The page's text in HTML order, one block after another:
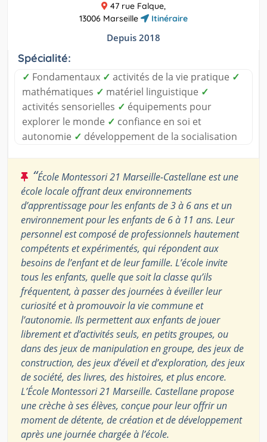
47 rue Falque,
13006 Marseille
Itinéraire
Depuis 2018
Spécialité:
✓ Fondamentaux ✓ activités de la vie pratique ✓
mathématiques ✓ matériel linguistique ✓
activités sensorielles ✓ équipements pour
explorer le monde ✓ confiance en soi et
autonomie ✓ développement de la socialisation
“École Montessori 21 Marseille-Castellane est une
école locale offrant deux environnements
d’apprentissage pour les enfants de 3 à 6 ans et un
environnement pour les enfants de 6 à 11 ans. Leur
personnel est composé de professionnels hautement
compétents et expérimentés, qui répondent aux
besoins de l’enfant et de leur famille. L’école invite
tous les enfants, quelle que soit la classe qu’ils
fréquentent, à passer des journées à éveiller leur
curiosité et à promouvoir la vie commune et
l’autonomie. Ils permettent aux enfants de jouer
librement et d’activités seuls, en petits groupes, ou
dans des jeux de manipulation en groupe, des jeux de
construction, des jeux d’éveil et d’exploration, des jeux
de société, des livres, des histoires, et plus encore.
L’École Montessori 21 Marseille. Castellane propose
une crèche à ses élèves, conçue pour leur offrir un
moment de détente, de création et de développement
après une journée chargée à l’école.